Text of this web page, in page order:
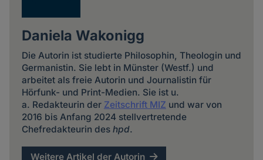
Daniela Wakonigg
Die Autorin ist studierte Philosophin, Theologin und
Germanistin. Sie lebt in Münster (Westf.) und
arbeitet als freie Autorin und Journalistin für
Hörfunk- und Print-Medien. Sie ist u.
a. Redakteurin der Zeitschrift MIZ und war von
2016 bis Anfang 2024 stellvertretende
Chefredakteurin des hpd.
Weitere Artikel der Autorin